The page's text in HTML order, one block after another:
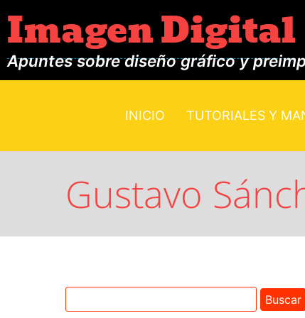
Imagen Digital
Apuntes sobre diseño gráfico y
INICIO TUTORIALES Y
Gustavo